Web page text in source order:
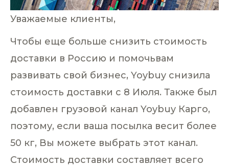
Уважаемые клиенты,
Чтобы еще больше снизить стоимость
доставки в Россию и помочьвам
развивать свой бизнес, Yoybuy снизила
стоимость доставки с 8 Июля. Также был
добавлен грузовой канал Yoybuy Карго,
поэтому, если ваша посылка весит более
50 кг, Вы можете выбрать этот канал.
Стоимость доставки составляет всего